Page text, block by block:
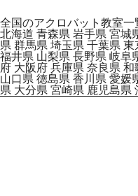
全国のアクロバット教室一
北海道 青森県 岩手県 宮城
県 群馬県 埼玉県 千葉県 東
福井県 山梨県 長野県 岐阜
府 大阪府 兵庫県 奈良県 和
山口県 徳島県 香川県 愛媛
県 大分県 宮崎県 鹿児島県